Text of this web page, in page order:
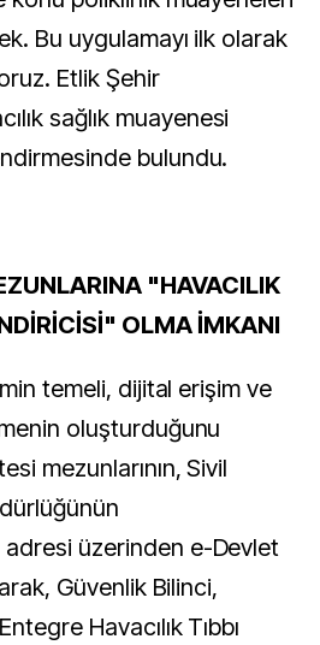
Bu uygulamayı ilk olarak
Etlik Şehir
sağlık muayenesi
bulundu.
"HAVACILIK
OLMA İMKANI
temeli, dijital erişim ve
oluşturduğunu
mezunlarının, Sivil
üzerinden e-Devlet
Güvenlik Bilinci,
Havacılık Tıbbı